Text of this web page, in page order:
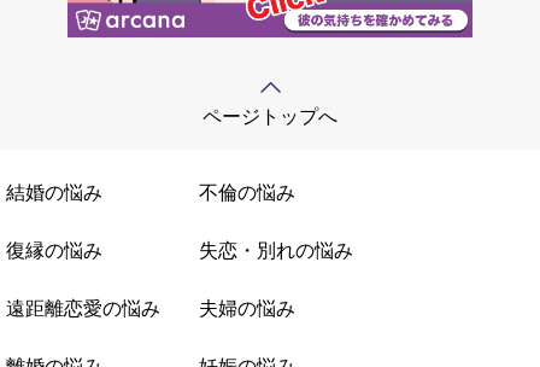
ページトップへ
結婚の悩み 不倫の悩み
復縁の悩み 失恋・別れの悩み
遠距離恋愛の悩み 夫婦の悩み